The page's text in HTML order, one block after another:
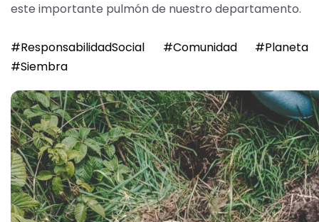
este importante pulmón de nuestro departamento.
hashtag
#ResponsabilidadSocial hashtag
#Comunidad hashtag
#Planeta
hashtag
#Siembra